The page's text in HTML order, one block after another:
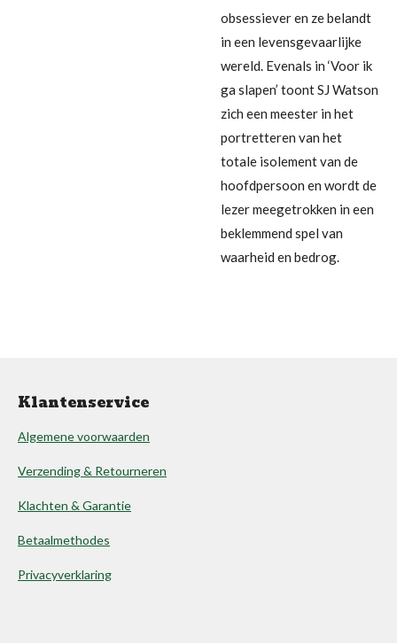
obsessiever en ze belandt
in een levensgevaarlijke
wereld. Evenals in ‘Voor ik
ga slapen’ toont SJ Watson
zich een meester in het
portretteren van het
totale isolement van de
hoofdpersoon en wordt de
lezer meegetrokken in een
beklemmend spel van
waarheid en bedrog.
Klantenservice
Algemene voorwaarden
Verzending & Retourneren
Klachten & Garantie
Betaalmethodes
Privacyverklaring